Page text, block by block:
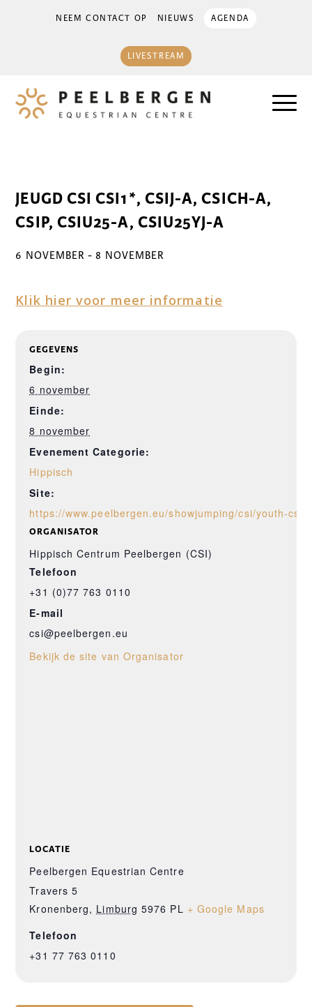
NEEM CONTACT OP NIEUWS AGENDA
LIVESTREAM
JEUGD CSI CSI1*, CSIJ-A, CSICH-A,
CSIP, CSIU25-A, CSIU25YJ-A
6 NOVEMBER -8 NOVEMBER
Klik hier voor meer informatie
GEGEVENS
Begin:
6 november
Einde:
8 november
Evenement Categorie:
Hippisch
Site:
https://www.peelbergen.eu/showjumping/csi/youth-csi-
ORGANISATOR
Hippisch Centrum Peelbergen (CSI)
Telefoon
+31 (0)77 763 0110
E-mail
csi@peelbergen.eu
Bekijk de site van Organisator
LOCATIE
Peelbergen Equestrian Centre
Travers 5
Kronenberg, Limburg 5976 PL + Google Maps
Telefoon
+31 77 763 0110